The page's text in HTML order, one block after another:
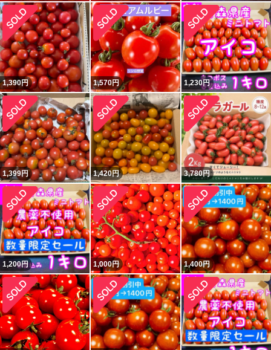
1,390円 1,570円 1,230円
1,399円 1,420円 3,780円
1,200円 1,000円 1,400円